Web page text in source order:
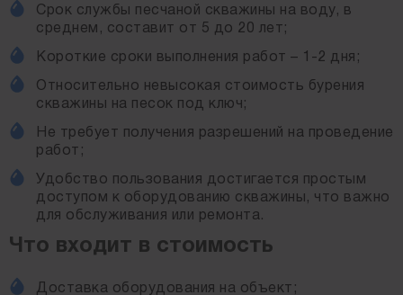
Срок службы песчаной скважины на воду, в
среднем, составит от 5 до 20 лет;
Короткие сроки выполнения работ – 1-2 дня;
Относительно невысокая стоимость бурения
скважины на песок под ключ;
Не требует получения разрешений на проведение
работ;
Удобство пользования достигается простым
доступом к оборудованию скважины, что важно
для обслуживания или ремонта.
Что входит в стоимость
Доставка оборудования на объект;